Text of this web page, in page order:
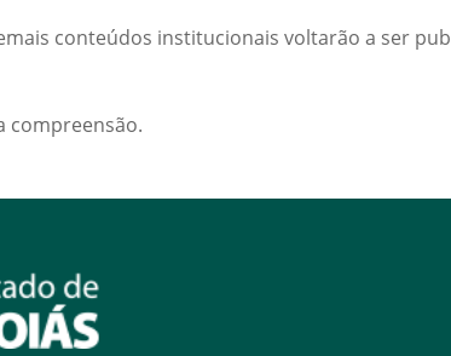
conteúdos institucionais voltarão a ser
compreensão.